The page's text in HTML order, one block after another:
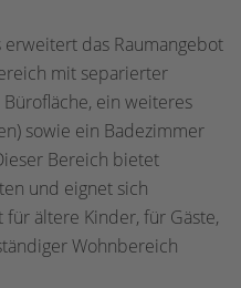
erweitert das Raumangebot
mit separierter
ein weiteres
sowie ein Badezimmer
Bereich bietet
und eignet sich
ältere Kinder, für Gäste,
Wohnbereich